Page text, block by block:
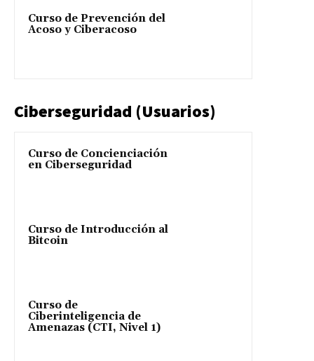
Curso de Prevención del
Acoso y Ciberacoso
Ciberseguridad (Usuarios)
Curso de Concienciación
en Ciberseguridad
Curso de Introducción al
Bitcoin
Curso de
Ciberinteligencia de
Amenazas (CTI, Nivel 1)